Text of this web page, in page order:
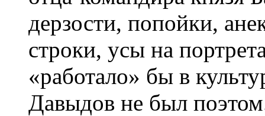
дерзости, попойки,
строки, усы на
«работало» бы в
Давыдов не был